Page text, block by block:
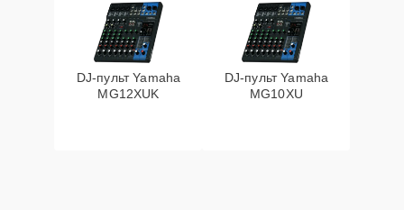
DJ-пульт Yamaha
MG12XUK
DJ-пульт Yamaha
MG10XU